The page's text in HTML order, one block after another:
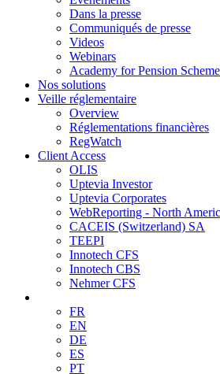
Dans la presse
Communiqués de presse
Videos
Webinars
Academy for Pension
Nos solutions
Veille réglementaire
Overview
Réglementations financières
RegWatch
Client Access
OLIS
Uptevia Investor
Uptevia Corporates
WebReporting - North
CACEIS (Switzerland) SA
TEEPI
Innotech CFS
Innotech CBS
Nehmer CFS
FR
EN
DE
ES
PT